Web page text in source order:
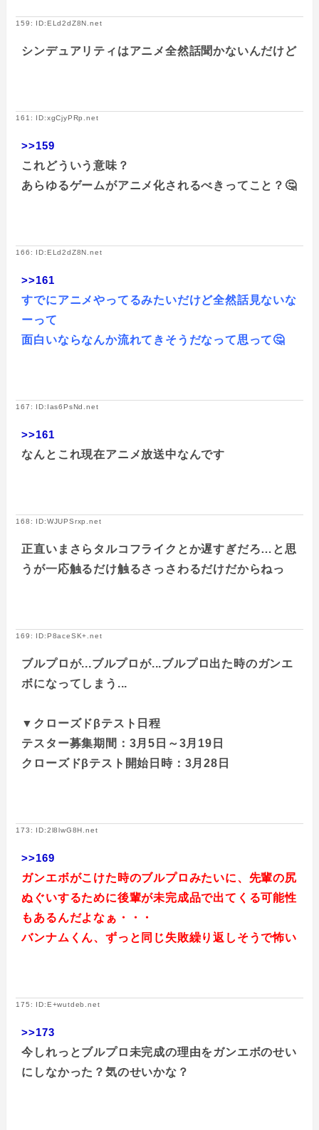
159: ID:ELd2dZ8N.net
シンデュアリティはアニメ全然話聞かないんだけど
161: ID:xgCjyPRp.net
>>159
これどういう意味？
あらゆるゲームがアニメ化されるべきってこと？🤔
166: ID:ELd2dZ8N.net
>>161
すでにアニメやってるみたいだけど全然話見ないな
ーって
面白いならなんか流れてきそうだなって思って🤔
167: ID:Ias6PsNd.net
>>161
なんとこれ現在アニメ放送中なんです
168: ID:WJUPSrxp.net
正直いまさらタルコフライクとか遅すぎだろ…と思
うが一応触るだけ触るさっさわるだけだからねっ
169: ID:P8aceSK+.net
ブルプロが...ブルプロが...ブルプロ出た時のガンエ
ボになってしまう...
▼クローズドβテスト日程
テスター募集期間：3月5日～3月19日
クローズドβテスト開始日時：3月28日
173: ID:2l8lwG8H.net
>>169
ガンエボがこけた時のブルプロみたいに、先輩の尻
ぬぐいするために後輩が未完成品で出てくる可能性
もあるんだよなぁ・・・
バンナムくん、ずっと同じ失敗繰り返しそうで怖い
175: ID:E+wutdeb.net
>>173
今しれっとブルプロ未完成の理由をガンエボのせい
にしなかった？気のせいかな？